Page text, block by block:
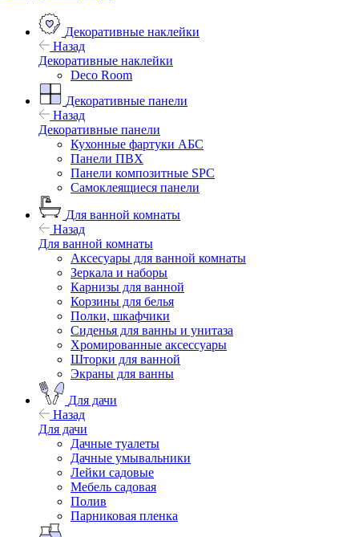
Декоративные наклейки
Назад
Декоративные наклейки
Deco Room
Декоративные панели
Назад
Декоративные панели
Кухонные фартуки АБС
Панели ПВХ
Панели композитные SPC
Самоклеящиеся панели
Для ванной комнаты
Назад
Для ванной комнаты
Аксесуары для ванной комнаты
Зеркала и наборы
Карнизы для ванной
Корзины для белья
Полки, шкафчики
Сиденья для ванны и унитаза
Хромированные аксессуары
Шторки для ванной
Экраны для ванны
Для дачи
Назад
Для дачи
Дачные туалеты
Дачные умывальники
Лейки садовые
Мебель садовая
Полив
Парниковая пленка